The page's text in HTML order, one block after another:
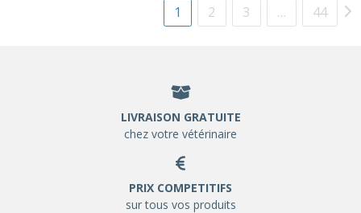
1 2 3 … 44
LIVRAISON GRATUITE
chez votre vétérinaire
PRIX COMPETITIFS
sur tous vos produits